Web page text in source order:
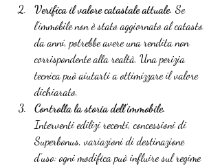
Verifica il valore catastale attuale. Se
l’immobile non è stato aggiornato al catasto
da anni, potrebbe avere una rendita non
corrispondente alla realtà. Una perizia
tecnica può aiutarti a ottimizzare il valore
dichiarato.
Controlla la storia dell’immobile.
Interventi edilizi recenti, concessioni di
Superbonus, variazioni di destinazione
d’uso: ogni modifica può influire sul regime